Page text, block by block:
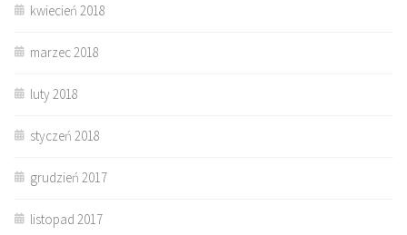
kwiecień 2018
marzec 2018
luty 2018
styczeń 2018
grudzień 2017
listopad 2017